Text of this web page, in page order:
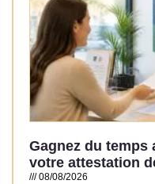
Gagnez du temps
votre attestation
08/08/2026